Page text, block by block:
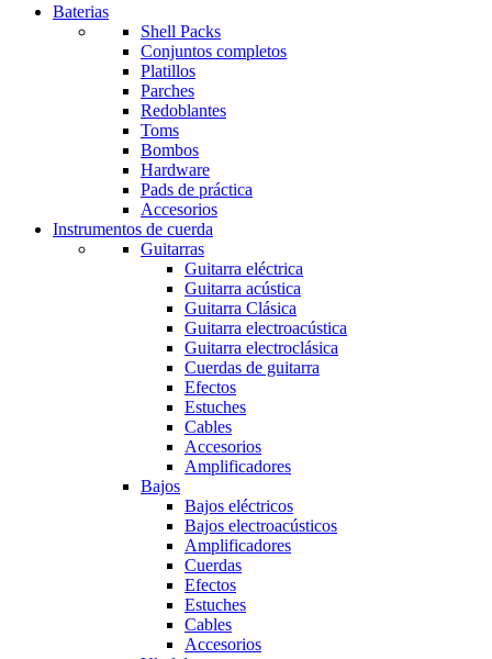
Baterias
Shell Packs
Conjuntos completos
Platillos
Parches
Redoblantes
Toms
Bombos
Hardware
Pads de práctica
Accesorios
Instrumentos de cuerda
Guitarras
Guitarra eléctrica
Guitarra acústica
Guitarra Clásica
Guitarra electroacústica
Guitarra electroclásica
Cuerdas de guitarra
Efectos
Estuches
Cables
Accesorios
Amplificadores
Bajos
Bajos eléctricos
Bajos electroacústicos
Amplificadores
Cuerdas
Efectos
Estuches
Cables
Accesorios